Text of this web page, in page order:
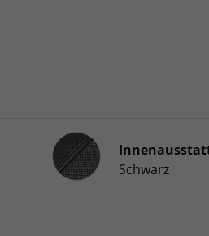
Innenausstattung
Schwarz